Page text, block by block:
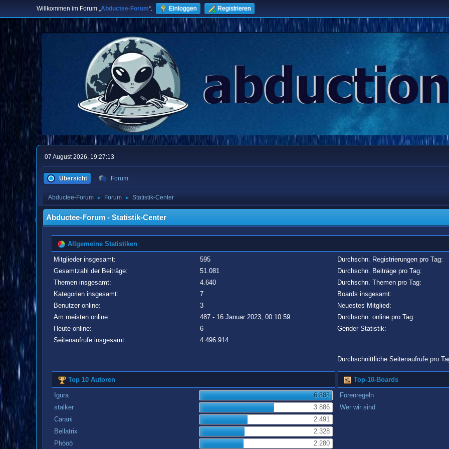
Willkommen im Forum „Abductee-Forum“. Einloggen Registrieren
07 August 2026, 19:27:13
Übersicht Forum
Abductee-Forum ► Forum ► Statistik-Center
Abductee-Forum - Statistik-Center
Allgemeine Statistiken
Mitglieder insgesamt:
595
Gesamtzahl der Beiträge:
51.081
Themen insgesamt:
4.640
Kategorien insgesamt:
7
Benutzer online:
3
Am meisten online:
487 - 16 Januar 2023, 00:10:59
Heute online:
6
Seitenaufrufe insgesamt:
4.496.914
Durchschn. Registrierungen pro Tag:
Durchschn. Beiträge pro Tag:
Durchschn. Themen pro Tag:
Boards insgesamt:
Neuestes Mitglied:
Durchschn. online pro Tag:
Gender Statistik:
Durchschnittliche Seitenaufrufe pro
Top 10 Autoren
Igura
6.888
stalker
3.886
Carani
2.491
Bellatrix
2.328
Phööö
2.280
Top-10-Boards
Forenregeln
Wer wir sind